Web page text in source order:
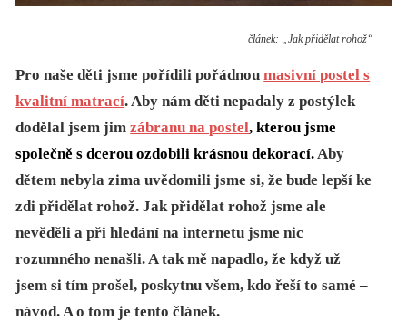
článek: „Jak přidělat rohož“
Pro naše děti jsme pořídili pořádnoumasivní postel s
kvalitní matrací. Aby nám děti nepadaly z postýlek
dodělal jsem jimzábranu na postel, kterou jsme
společně s dcerou ozdobili krásnou dekorací.Aby
dětem nebyla zima uvědomili jsme si, že bude lepší ke
zdi přidělat rohož. Jak přidělat rohož jsme ale
nevěděli a při hledání na internetu jsme nic
rozumného nenašli. A tak mě napadlo, že když už
jsem si tím prošel, poskytnu všem, kdo řeší to samé –
návod. A o tom je tento článek.